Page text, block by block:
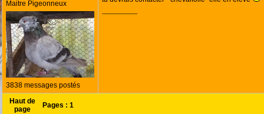
Maitre Pigeonneux
3838 messages postés
--------------------
Haut de
page
Pages : 1